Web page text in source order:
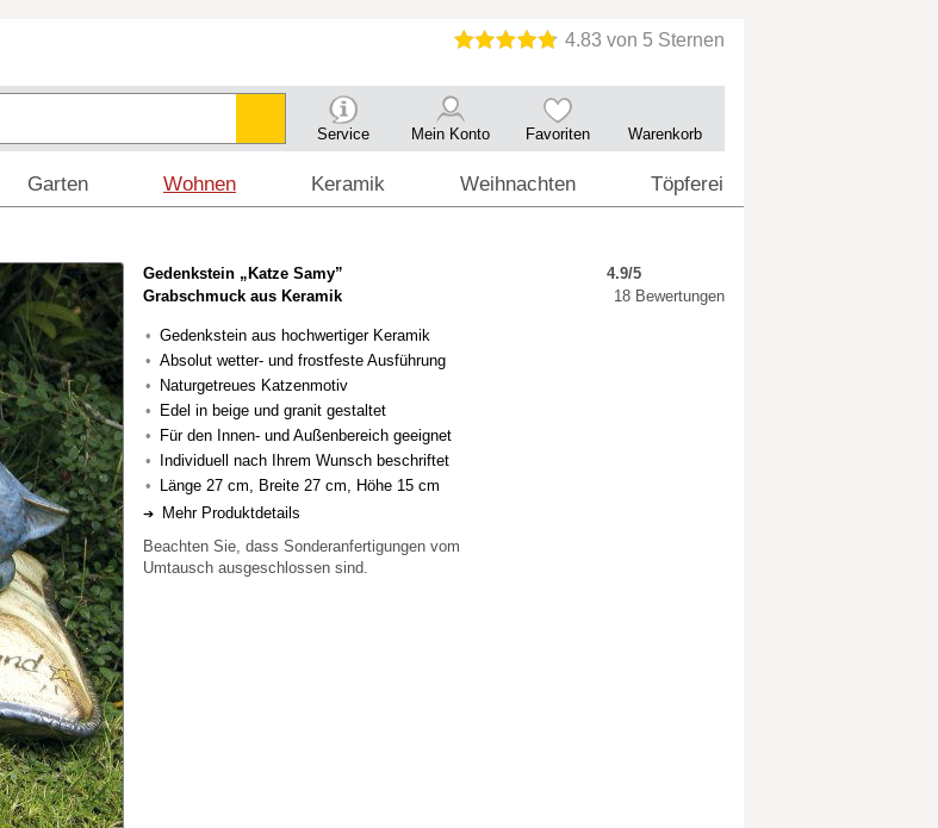
Service Mein Konto Favoriten Warenkorb
Garten Wohnen Keramik Weihnachten Töpferei
Gedenkstein „Katze Samy”
Grabschmuck aus Keramik
Gedenkstein aus hochwertiger Keramik
Absolut wetter- und frostfeste Ausführung
Naturgetreues Katzenmotiv
Edel in beige und granit gestaltet
Für den Innen- und Außenbereich geeignet
Individuell nach Ihrem Wunsch beschriftet
Länge 27 cm, Breite 27 cm, Höhe 15 cm
Mehr Produktdetails
Beachten Sie, dass Sonderanfertigungen vom
Umtausch ausgeschlossen sind.
4.9/5
18 Bewertungen